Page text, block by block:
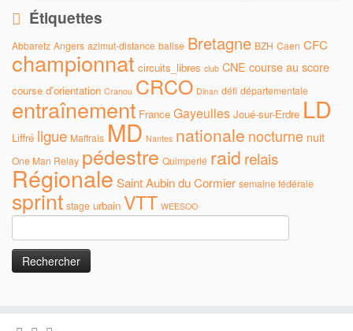
Étiquettes
Abbaretz Angers azimut-distance balise Bretagne BZH Caen CFC
championnat circuits_libres club CNE course au score
course d'orientation Cranou CRCO Dinan défi départementale
entraînement France Gayeulles Joué-sur-Erdre LD
Liffré ligue Maffrais MD Nantes nationale nocturne nuit
One Man Relay pédestre Quimperlé raid relais
Régionale Saint Aubin du Cormier semaine fédérale
sprint stage urbain VTT WEESOO